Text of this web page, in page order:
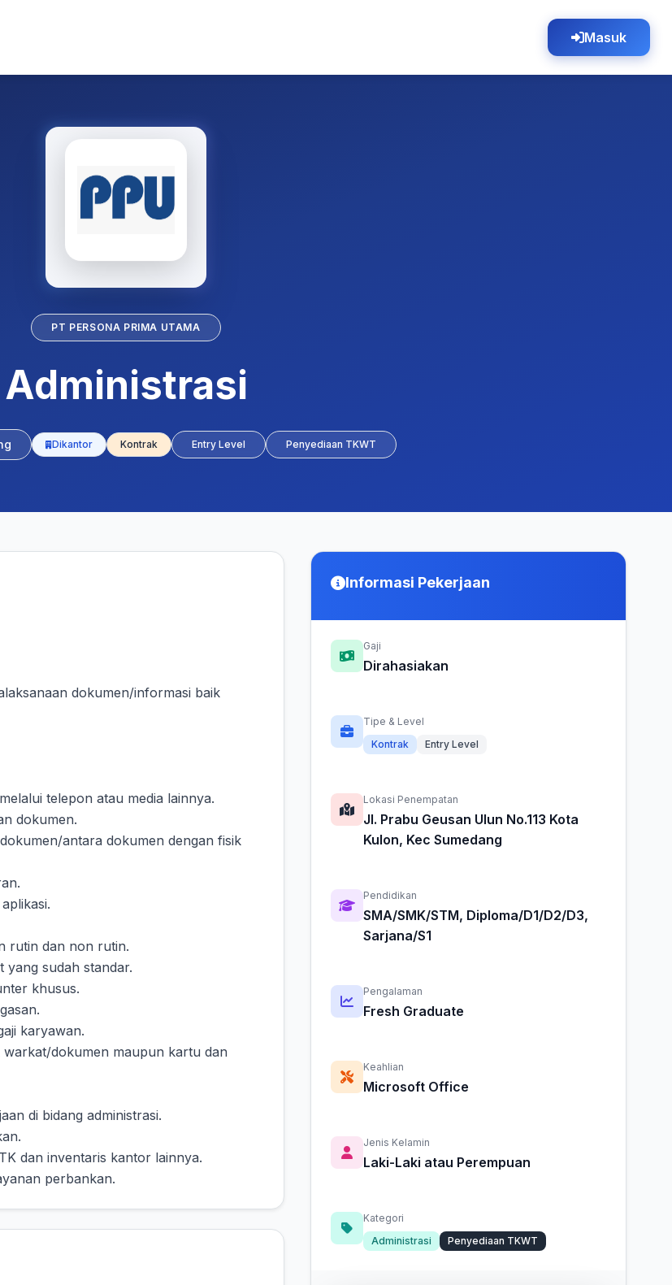
Masuk
PT PERSONA PRIMA UTAMA
Administrasi
Dikantor Kontrak Entry Level Penyediaan TKWT
dokumen/informasi baik
telepon atau media lainnya.
dokumen.
antara dokumen dengan fisik
rutin dan non rutin.
sudah standar.
khusus.
karyawan.
dokumen maupun kartu dan
di bidang administrasi.
dan inventaris kantor lainnya.
perbankan.
Informasi Pekerjaan
Gaji
Dirahasiakan
Tipe & Level
Kontrak
Entry Level
Lokasi Penempatan
Jl. Prabu Geusan Ulun No.113 Kota
Kulon, Kec Sumedang
Pendidikan
SMA/SMK/STM, Diploma/D1/D2/D3,
Sarjana/S1
Pengalaman
Fresh Graduate
Keahlian
Microsoft Office
Jenis Kelamin
Laki-Laki atau Perempuan
Kategori
Administrasi
Penyediaan TKWT